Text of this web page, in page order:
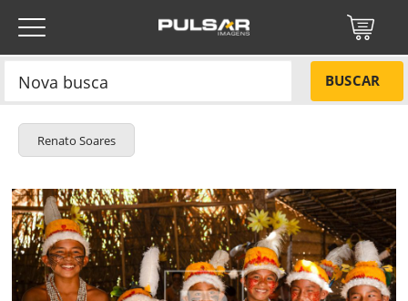
BUSCAR
Renato Soares
Título do projeto
Códigos
NÃO
Título do projeto